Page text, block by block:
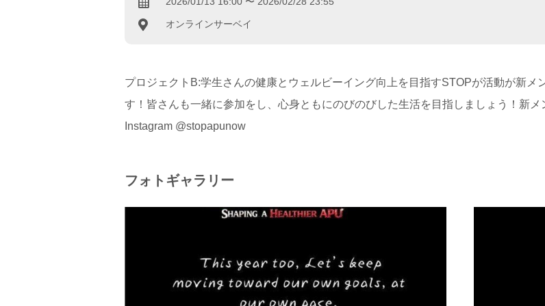
オンラインサーベイ
プロジェクトB:学生さんの健康とウェルビーイング向上を目指すSTOPが活動が新メ
す！皆さんも一緒に参加をし、心身ともにのびのびした生活を目指しましょう！新メ
Instagram @stopapunow
フォトギャラリー